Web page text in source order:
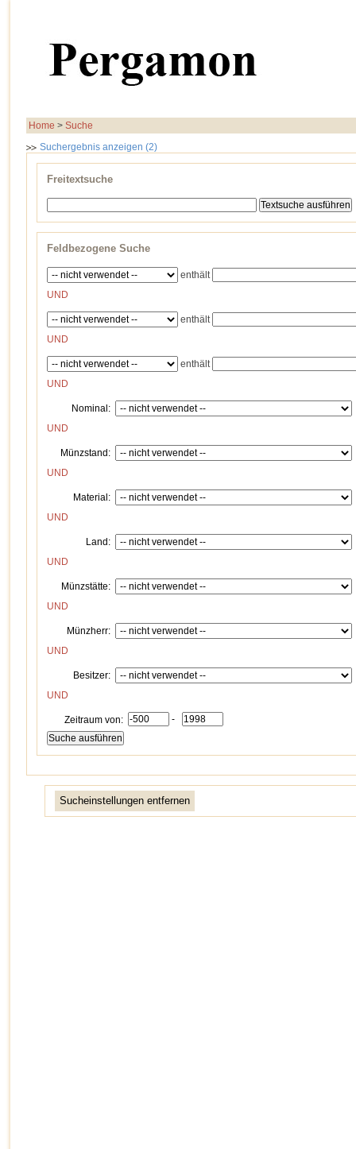
Home > Suche
Suchergebnis anzeigen (2)
Freitextsuche
Feldbezogene Suche
enthält
UND
enthält
UND
enthält
UND
Nominal:
UND
Münzstand:
UND
Material:
UND
Land:
UND
Münzstätte:
UND
Münzherr:
UND
Besitzer:
UND
Zeitraum von: -
Sucheinstellungen entfernen